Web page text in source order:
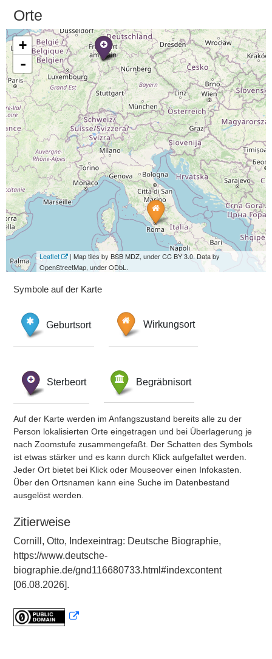
Orte
+
-
Leaflet
| Map tiles by BSB MDZ, under CC BY 3.0. Data by
OpenStreetMap, under ODbL.
Symbole auf der Karte
Geburtsort Wirkungsort
Sterbeort Begräbnisort
Auf der Karte werden im Anfangszustand bereits alle zu der
Person lokalisierten Orte eingetragen und bei Überlagerung je
nach Zoomstufe zusammengefaßt. Der Schatten des Symbols
ist etwas stärker und es kann durch Klick aufgefaltet werden.
Jeder Ort bietet bei Klick oder Mouseover einen Infokasten.
Über den Ortsnamen kann eine Suche im Datenbestand
ausgelöst werden.
Zitierweise
Cornill, Otto, Indexeintrag: Deutsche Biographie,
https://www.deutsche-
biographie.de/gnd116680733.html#indexcontent
[06.08.2026].